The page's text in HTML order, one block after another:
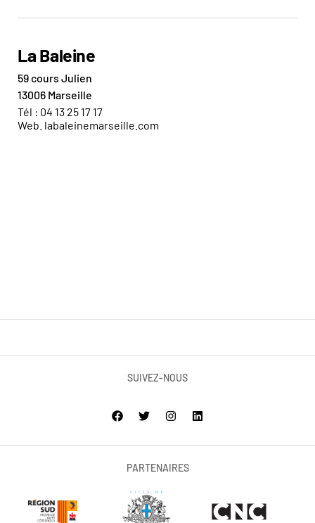
La Baleine
59 cours Julien
13006 Marseille
Tél : 04 13 25 17 17
Web. labaleinemarseille.com
SUIVEZ-NOUS
PARTENAIRES